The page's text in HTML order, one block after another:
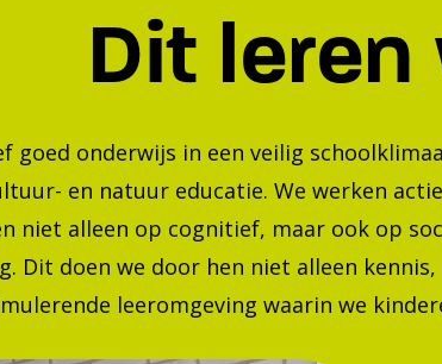
Dit leren
goed onderwijs in een veilig
en natuur educatie. We werken
niet alleen op cognitief, maar ook op
Dit doen we door hen niet alleen
leeromgeving waarin we